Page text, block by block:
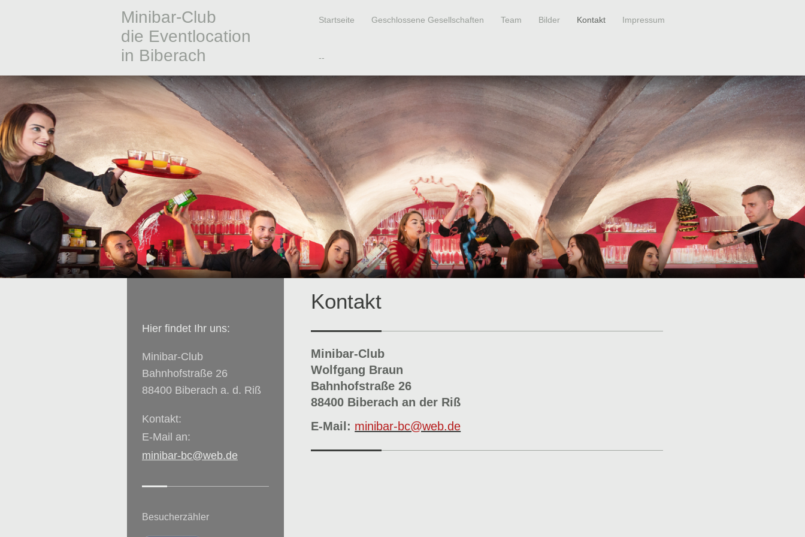
Minibar-Club
die Eventlocation
in Biberach
Startseite Geschlossene Gesellschaften Team Bilder Kontakt Impressum
--
Kontakt
Minibar-Club
Wolfgang Braun
Bahnhofstraße 26
88400 Biberach an der Riß
E-Mail: minibar-bc@web.de
Hier findet Ihr uns:
Minibar-Club
Bahnhofstraße 26
88400 Biberach a. d. Riß
Kontakt:
E-Mail an:
minibar-bc@web.de
Besucherzähler